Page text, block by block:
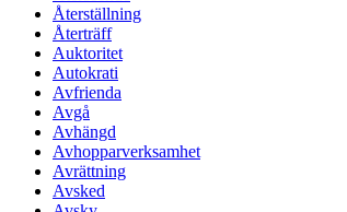
Återställning
Återträff
Auktoritet
Autokrati
Avfrienda
Avgå
Avhängd
Avhopparverksamhet
Avrättning
Avsked